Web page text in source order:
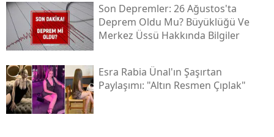
Karaman
Kırıkkale
Şırnak
Son Depremler: 26 Ağustos'ta
Deprem Oldu Mu? Büyüklüğü Ve
Merkez Üssü Hakkında Bilgiler
Esra Rabia Ünal'ın Şaşırtan
Paylaşımı: "altın Resmen Çıplak"